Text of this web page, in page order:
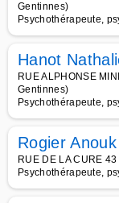
Gentinnes)
Psychothérapeute,
Hanot
RUE ALPHONSE
Gentinnes)
Psychothérapeute,
Rogier Anouk
RUE DE LA CURE
Psychothérapeute,